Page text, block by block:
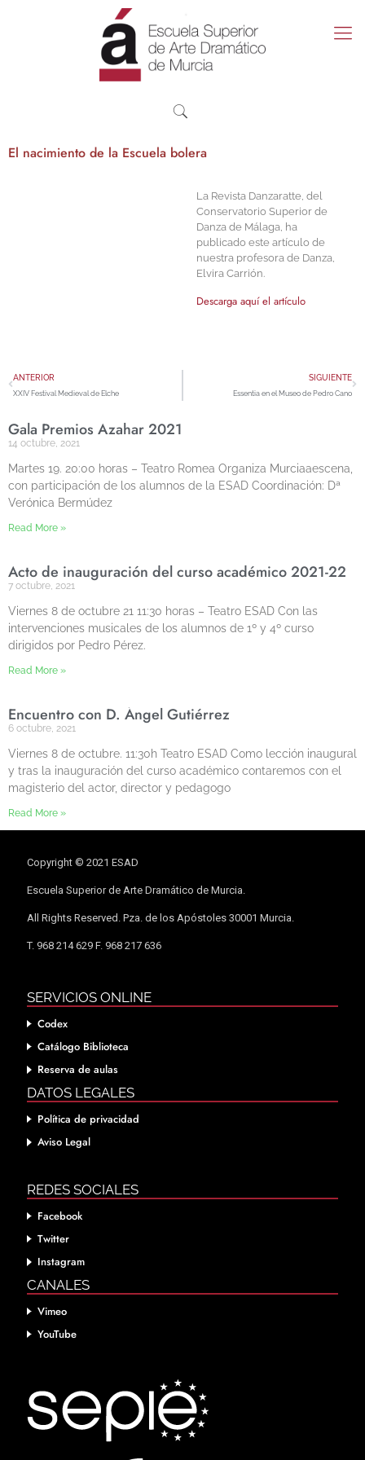
El nacimiento de la Escuela bolera
La Revista Danzaratte, del
Conservatorio Superior de
Danza de Málaga, ha
publicado este artículo de
nuestra profesora de Danza,
Elvira Carrión.
Descarga aquí el artículo
ANTERIOR
XXIV Festival Medieval de Elche
SIGUIENTE
Essentia en el Museo de Pedro Cano
Gala Premios Azahar 2021
14 octubre, 2021
Martes 19. 20:00 horas – Teatro Romea Organiza Murciaaescena,
con participación de los alumnos de la ESAD Coordinación: Dª
Verónica Bermúdez
Read More »
Acto de inauguración del curso académico 2021-22
7 octubre, 2021
Viernes 8 de octubre 21 11:30 horas – Teatro ESAD Con las
intervenciones musicales de los alumnos de 1º y 4º curso
dirigidos por Pedro Pérez.
Read More »
Encuentro con D. Ángel Gutiérrez
6 octubre, 2021
Viernes 8 de octubre. 11:30h Teatro ESAD Como lección inaugural
y tras la inauguración del curso académico contaremos con el
magisterio del actor, director y pedagogo
Read More »
Copyright © 2021 ESAD
Escuela Superior de Arte Dramático de Murcia.
All Rights Reserved. Pza. de los Apóstoles 30001 Murcia.
T. 968 214 629 F. 968 217 636
SERVICIOS ONLINE
Codex
Catálogo Biblioteca
Reserva de aulas
DATOS LEGALES
Política de privacidad
Aviso Legal
REDES SOCIALES
Facebook
Twitter
Instagram
CANALES
Vimeo
YouTube